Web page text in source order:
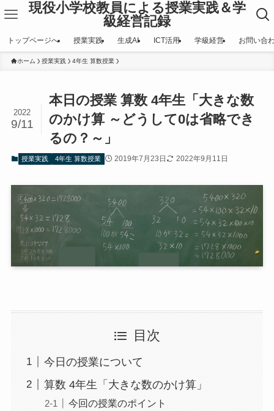
現役小学校教員による授業実践＆学
級経営記録
トップページへ 授業実践 生成AI ICT活用 学級経営 お問い合
ホーム 授業実践 4年生 算数授業
本日の授業 算数 4年生「大きな数
のかけ算 ～どうして0は省略でき
るの？～」
2022
9/11
授業実践 4年生 算数授業 2019年7月23日 2022年9月11日
目次
今日の授業について
算数 4年生「大きな数のかけ算」
今回の授業のポイント